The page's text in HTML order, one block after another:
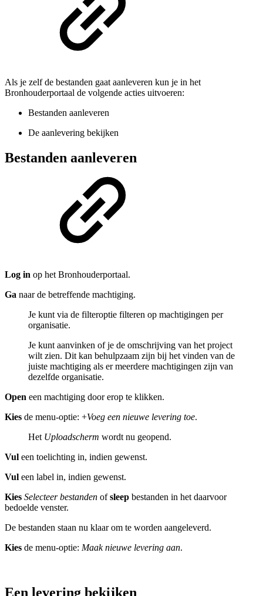
Als je zelf de bestanden gaat aanleveren kun je in het
Bronhouderportaal de volgende acties uitvoeren:
Bestanden aanleveren
De aanlevering bekijken
Bestanden aanleveren
Log in op het Bronhouderportaal.
Ga naar de betreffende machtiging.
Je kunt via de filteroptie filteren op machtigingen per
organisatie.
Je kunt aanvinken of je de omschrijving van het project
wilt zien. Dit kan behulpzaam zijn bij het vinden van de
juiste machtiging als er meerdere machtigingen zijn van
dezelfde organisatie.
Open een machtiging door erop te klikken.
Kies de menu-optie: +Voeg een nieuwe levering toe.
Het Uploadscherm wordt nu geopend.
Vul een toelichting in, indien gewenst.
Vul een label in, indien gewenst.
Kies Selecteer bestanden ofsleep bestanden in het daarvoor
bedoelde venster.
De bestanden staan nu klaar om te worden aangeleverd.
Kies de menu-optie: Maak nieuwe levering aan.
Een levering bekijken